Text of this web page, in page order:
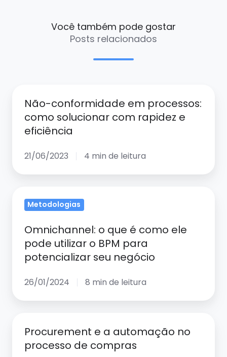
Você também pode gostar
Posts relacionados
conformidade
em
processos:
como
solucionar
com
Não-conformidade em processos:
como solucionar com rapidez e
eficiência
21/06/2023 4 min de leitura
como
pode
para
potencializar
Metodologias
Omnichannel: o que é como ele
pode utilizar o BPM para
potencializar seu negócio
26/01/2024 8 min de leitura
Procurement e a automação no
processo de compras